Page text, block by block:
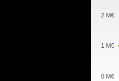
0 M€
1 M€
2 M€